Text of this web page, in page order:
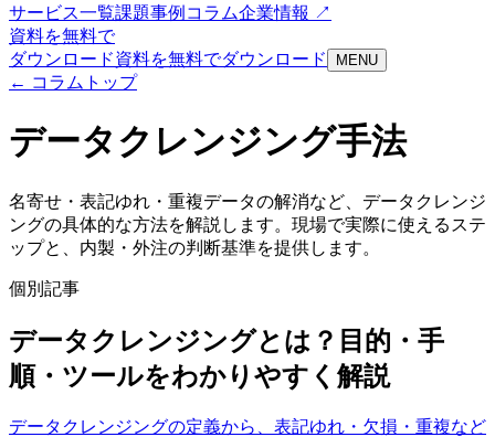
サービス一覧課題事例 コラム企業情報 ↗
資料を無料で
ダウンロード資料を無料でダウンロード MENU
← コラムトップ
データクレンジング手法
名寄せ・表記ゆれ・重複データの解消など、データクレンジ
ングの具体的な方法を解説します。現場で実際に使えるステ
ップと、内製・外注の判断基準を提供します。
個別記事
データクレンジングとは？目的・手
順・ツールをわかりやすく解説
データクレンジングの定義から、表記ゆれ・欠損・重複など